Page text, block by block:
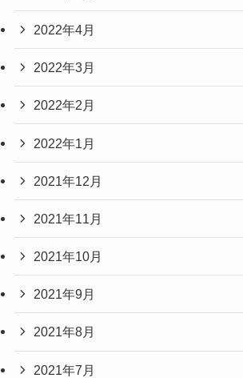
2022年4月
2022年3月
2022年2月
2022年1月
2021年12月
2021年11月
2021年10月
2021年9月
2021年8月
2021年7月